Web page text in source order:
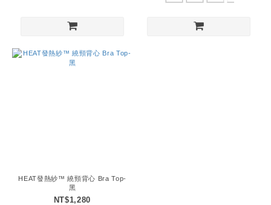
HEAT發熱紗™ 繞頸背心 Bra Top-
黑
NT$1,280